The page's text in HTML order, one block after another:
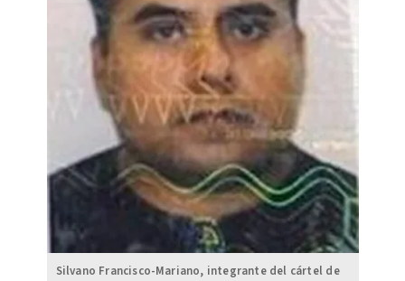
Silvano Francisco-Mariano, integrante del cártel de